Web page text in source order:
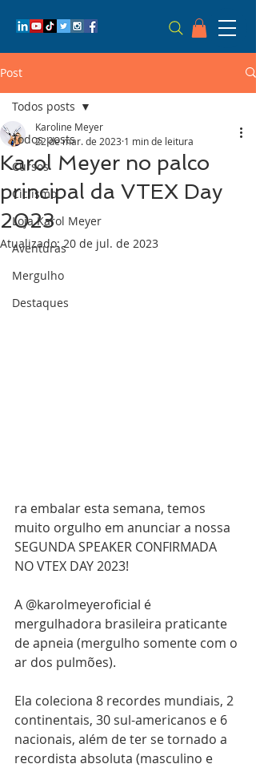
Post
Todos posts
Cursos
Ciclismo
Loja Karol Meyer
Aventuras
Mergulho
Destaques
Todos posts
Karol Meyer no palco
principal da VTEX Day
2023
Karoline Meyer
22 de mar. de 2023 1 min de leitura
Atualizado:20 de jul. de 2023
ra embalar esta semana, temos
muito orgulho em anunciar a nossa
SEGUNDA SPEAKER CONFIRMADA
NO VTEX DAY 2023!
A @karolmeyeroficial é
mergulhadora brasileira praticante
de apneia (mergulho somente com o
ar dos pulmões).
Ela coleciona 8 recordes mundiais, 2
continentais, 30 sul-americanos e 6
nacionais, além de ter se tornado a
recordista absoluta (masculino e